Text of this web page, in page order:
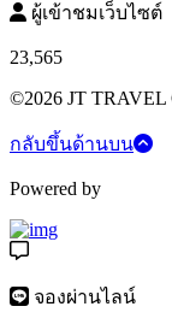
ผู้เข้าชมเว็บไซต์
23,565
©2026 JT TRAVEL
กลับขึ้นด้านบน
Powered by
จองผ่านไลน์